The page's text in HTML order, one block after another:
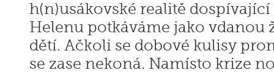
h(n)usákovské realitě
Helenu potkáváme jako vdanou
dětí. Ačkoli se dobové kulisy
se zase nekoná. Namísto krize